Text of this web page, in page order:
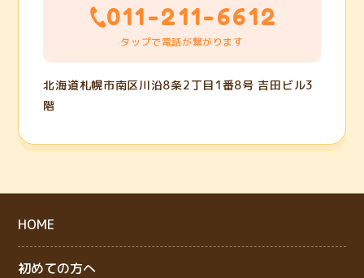
011-211-6612
タップで電話が繋がります
北海道札幌市南区川沿8条2丁目1番8号 吉田ビル3
階
HOME
初めての方へ